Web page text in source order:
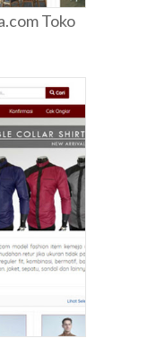
Toko